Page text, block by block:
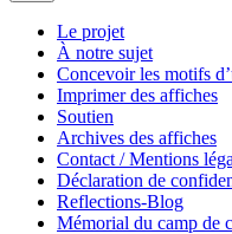
Le projet
À notre sujet
Concevoir les motifs
Imprimer des affiches
Soutien
Archives des affiches
Contact / Mentions
Déclaration de
Reflections-Blog
Mémorial du camp de